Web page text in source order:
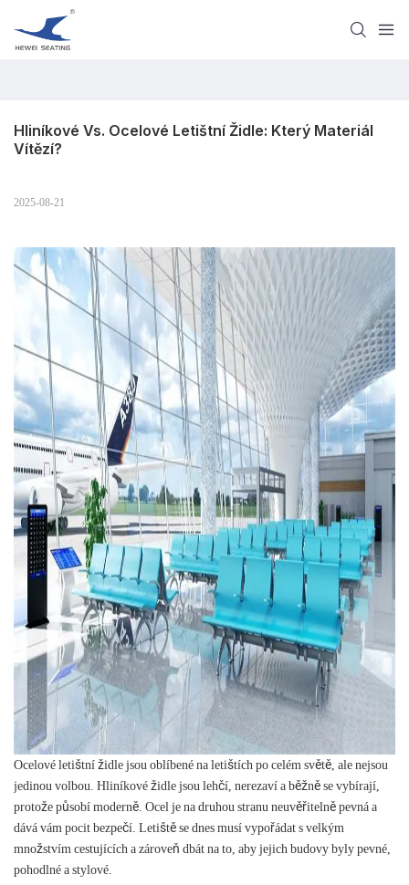
Hliníkové Vs. Ocelové Letištní Židle: Který Materiál
Vítězí?
2025-08-21
Ocelové letištní židle jsou oblíbené na letištích po celém světě, ale nejsou
jedinou volbou. Hliníkové židle jsou lehčí, nerezaví a běžně se vybírají,
protože působí moderně. Ocel je na druhou stranu neuvěřitelně pevná a
dává vám pocit bezpečí. Letiště se dnes musí vypořádat s velkým
množstvím cestujících a zároveň dbát na to, aby jejich budovy byly pevné,
pohodlné a stylové.